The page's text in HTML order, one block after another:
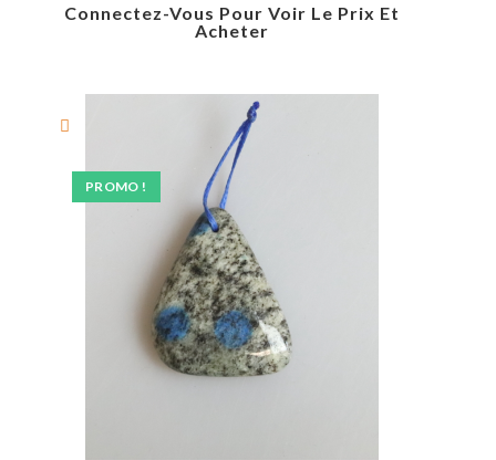
Connectez-Vous Pour Voir Le Prix Et
Acheter
PROMO !